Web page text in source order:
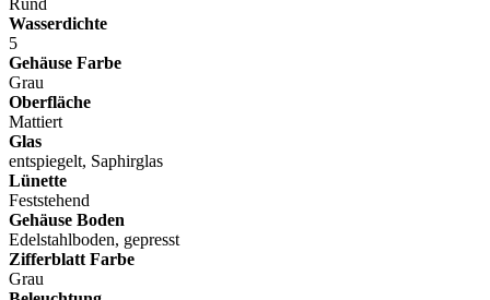
Rund
Wasserdichte
5
Gehäuse Farbe
Grau
Oberfläche
Mattiert
Glas
entspiegelt, Saphirglas
Lünette
Feststehend
Gehäuse Boden
Edelstahlboden, gepresst
Zifferblatt Farbe
Grau